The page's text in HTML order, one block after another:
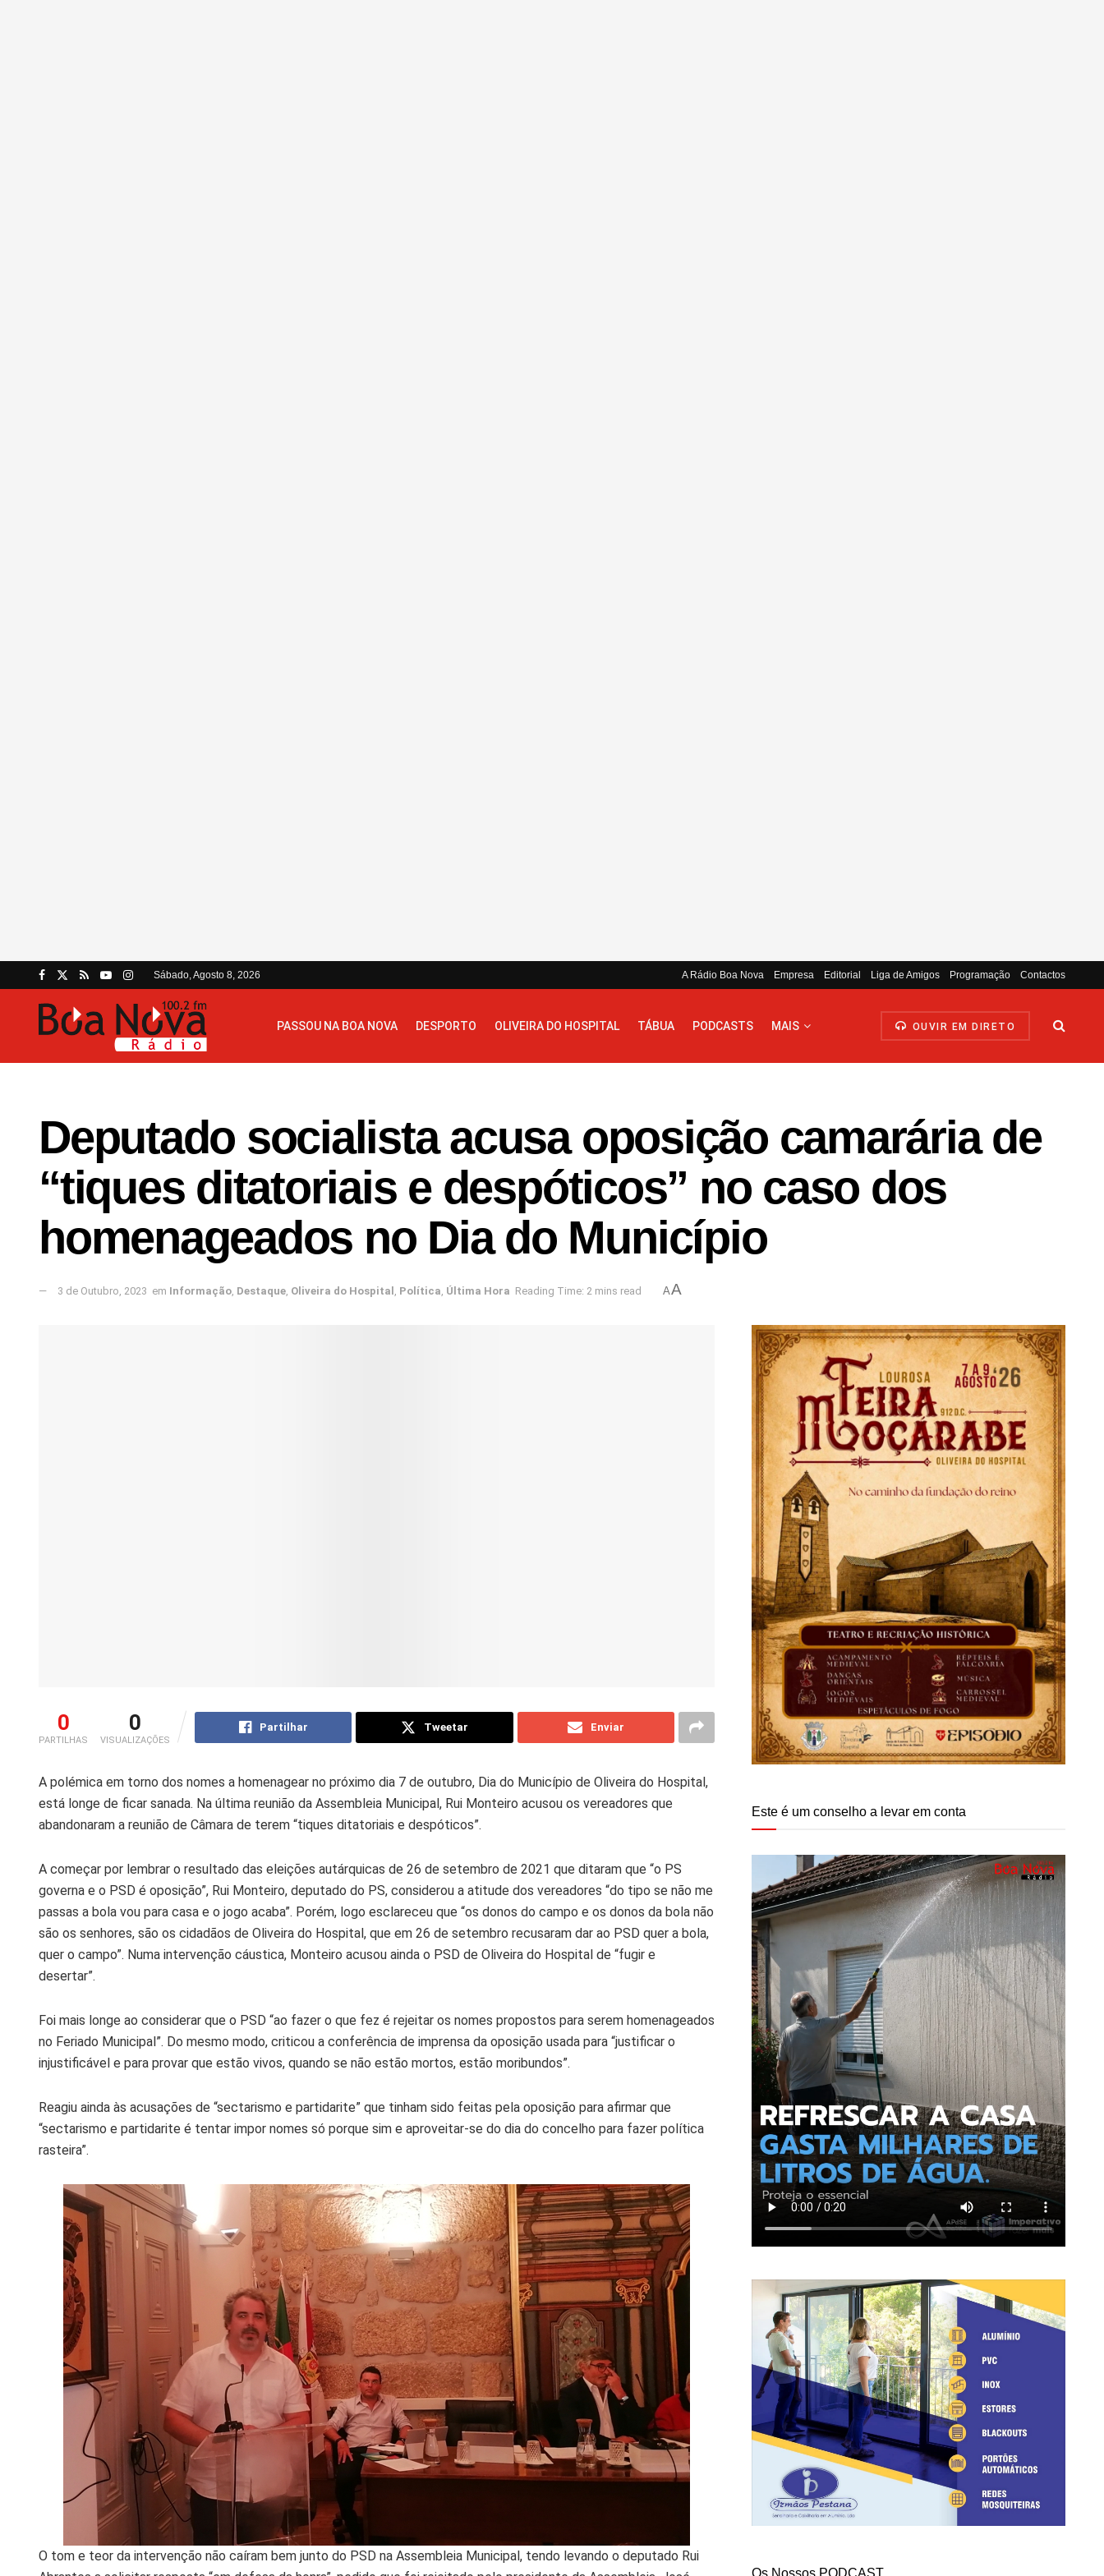
Sábado, Agosto 8, 2026 A Rádio Boa Nova Empresa Editorial Liga de Amigos Programação Contactos
PASSOU NA BOA NOVA DESPORTO OLIVEIRA DO HOSPITAL TÁBUA PODCASTS MAIS OUVIR EM DIRETO
Deputado socialista acusa oposição camarária de
“tiques ditatoriais e despóticos” no caso dos
homenageados no Dia do Município
3 de Outubro, 2023 em Informação, Destaque, Oliveira do Hospital , Política, Última Hora Reading Time: 2 mins read AA
0
PARTILHAS
0
VISUALIZAÇÕES
Partilhar Tweetar Enviar
A polémica em torno dos nomes a homenagear no próximo dia 7 de outubro, Dia do Município de Oliveira do Hospital,
está longe de ficar sanada. Na última reunião da Assembleia Municipal, Rui Monteiro acusou os vereadores que
abandonaram a reunião de Câmara de terem “tiques ditatoriais e despóticos”.
A começar por lembrar o resultado das eleições autárquicas de 26 de setembro de 2021 que ditaram que “o PS
governa e o PSD é oposição”, Rui Monteiro, deputado do PS, considerou a atitude dos vereadores “do tipo se não me
passas a bola vou para casa e o jogo acaba”. Porém, logo esclareceu que “os donos do campo e os donos da bola não
são os senhores, são os cidadãos de Oliveira do Hospital, que em 26 de setembro recusaram dar ao PSD quer a bola,
quer o campo”. Numa intervenção cáustica, Monteiro acusou ainda o PSD de Oliveira do Hospital de “fugir e
desertar”.
Foi mais longe ao considerar que o PSD “ao fazer o que fez é rejeitar os nomes propostos para serem homenageados
no Feriado Municipal”. Do mesmo modo, criticou a conferência de imprensa da oposição usada para “justificar o
injustificável e para provar que estão vivos, quando se não estão mortos, estão moribundos”.
Reagiu ainda às acusações de “sectarismo e partidarite” que tinham sido feitas pela oposição para afirmar que
“sectarismo e partidarite é tentar impor nomes só porque sim e aproveitar-se do dia do concelho para fazer política
rasteira”.
O tom e teor da intervenção não caíram bem junto do PSD na Assembleia Municipal, tendo levando o deputado Rui
Este é um conselho a levar em conta
Os Nossos PODCAST